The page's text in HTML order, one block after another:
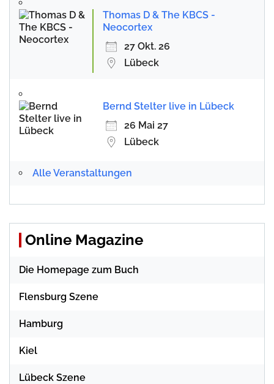
Thomas D & The KBCS -
Neocortex
27 Okt. 26
Lübeck
Bernd Stelter live in Lübeck
26 Mai 27
Lübeck
Alle Veranstaltungen
Online Magazine
Die Homepage zum Buch
Flensburg Szene
Hamburg
Kiel
Lübeck Szene